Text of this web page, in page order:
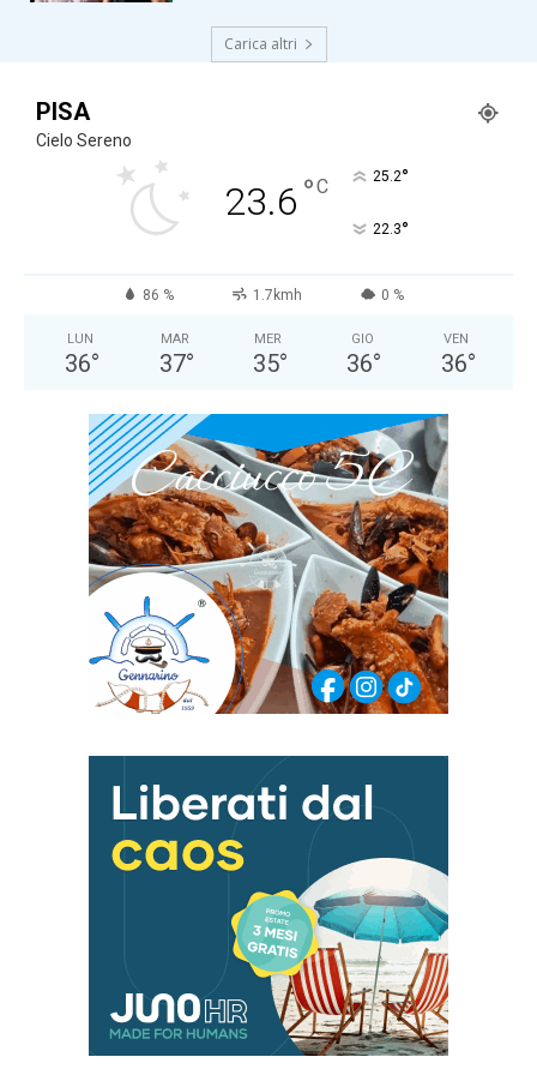
Carica altri
PISA
Cielo Sereno
23.6 °C 25.2°
22.3°
86 % 1.7kmh 0 %
LUN
36°
MAR
37°
MER
35°
GIO
36°
VEN
36°